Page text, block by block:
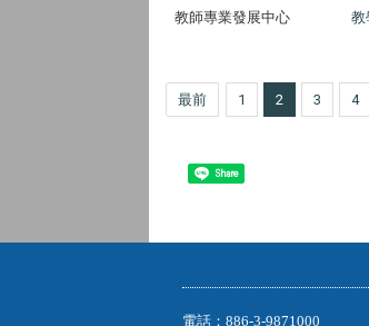
教師專業發展中心 教
最前 1 2 3 4
Share
電話：886-3-9871000